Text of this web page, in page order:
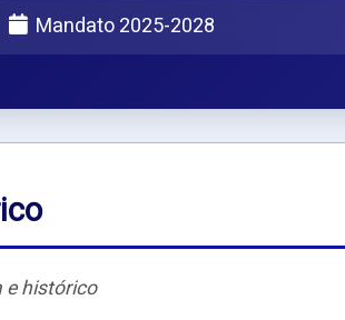
Mandato 2025-2028
e histórico